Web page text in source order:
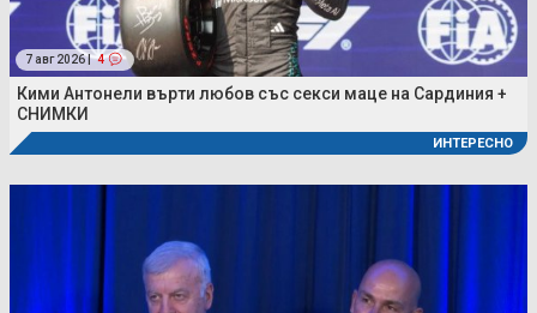
7 авг 2026 | 4
Кими Антонели върти любов със секси маце на Сардиния +
СНИМКИ
ИНТЕРЕСНО